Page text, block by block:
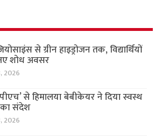
से ग्रीन हाइड्रोजन तक, विद्यार्थियों
शोध अवसर
2026
से हिमालया बेबीकेयर ने दिया स्वस्थ
संदेश
2026